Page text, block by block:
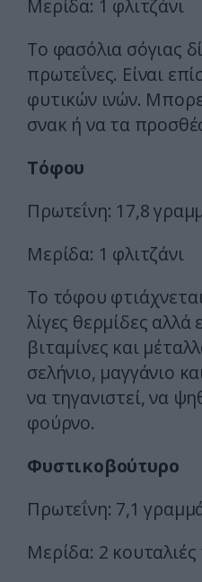
Μερίδα: 1 φλιτζάνι
Το φασόλια σόγιας
πρωτεΐνες. Είναι
φυτικών ινών.
σνακ ή να τα
Τόφου
Πρωτεΐνη: 17,8
Μερίδα: 1 φλιτζάνι
Το τόφου
λίγες θερμίδες αλλά
βιταμίνες και
σελήνιο, μαγγάνιο
να τηγανιστεί, να
φούρνο.
Φυστικοβούτυρο
Πρωτεΐνη: 7,1
Μερίδα: 2